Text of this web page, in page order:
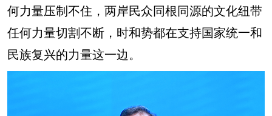
何力量压制不住，两岸民众同根同源的文化纽带
任何力量切割不断，时和势都在支持国家统一和
民族复兴的力量这一边。